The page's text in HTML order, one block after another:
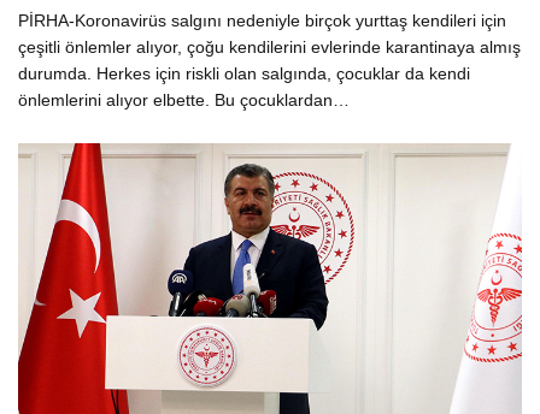
PİRHA-Koronavirüs salgını nedeniyle birçok yurttaş kendileri için
çeşitli önlemler alıyor, çoğu kendilerini evlerinde karantinaya almış
durumda. Herkes için riskli olan salgında, çocuklar da kendi
önlemlerini alıyor elbette. Bu çocuklardan…